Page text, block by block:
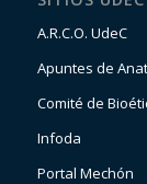
A.R.C.O. UdeC
Apuntes de
Comité de
Infoda
Portal Mechón